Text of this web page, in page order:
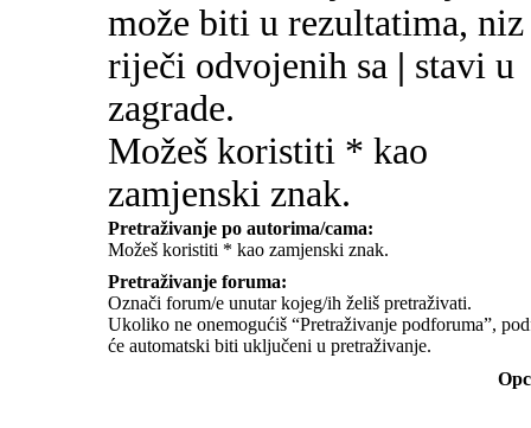
može biti u rezultatima, niz
riječi odvojenih sa | stavi u
zagrade.
Možeš koristiti * kao
zamjenski znak.
Pretraživanje po autorima/cama:
Možeš koristiti * kao zamjenski znak.
Pretraživanje foruma:
Označi forum/e unutar kojeg/ih želiš pretraživati.
Ukoliko ne onemogućiš “Pretraživanje podforuma”,
će automatski biti uključeni u pretraživanje.